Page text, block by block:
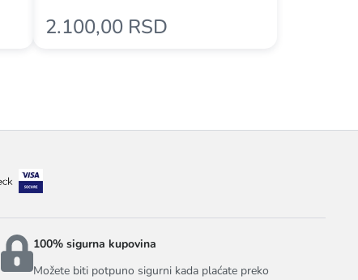
2.100,00 RSD
100% sigurna kupovina
Možete biti potpuno sigurni kada plaćate preko